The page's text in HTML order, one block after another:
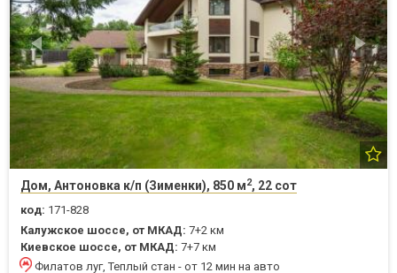
Дом, Антоновка к/п (Зименки), 850 м2, 22 сот
код: 171-828
Калужское шоссе, от МКАД: 7+2 км
Киевское шоссе, от МКАД: 7+7 км
Филатов луг, Теплый стан - от 12 мин на авто